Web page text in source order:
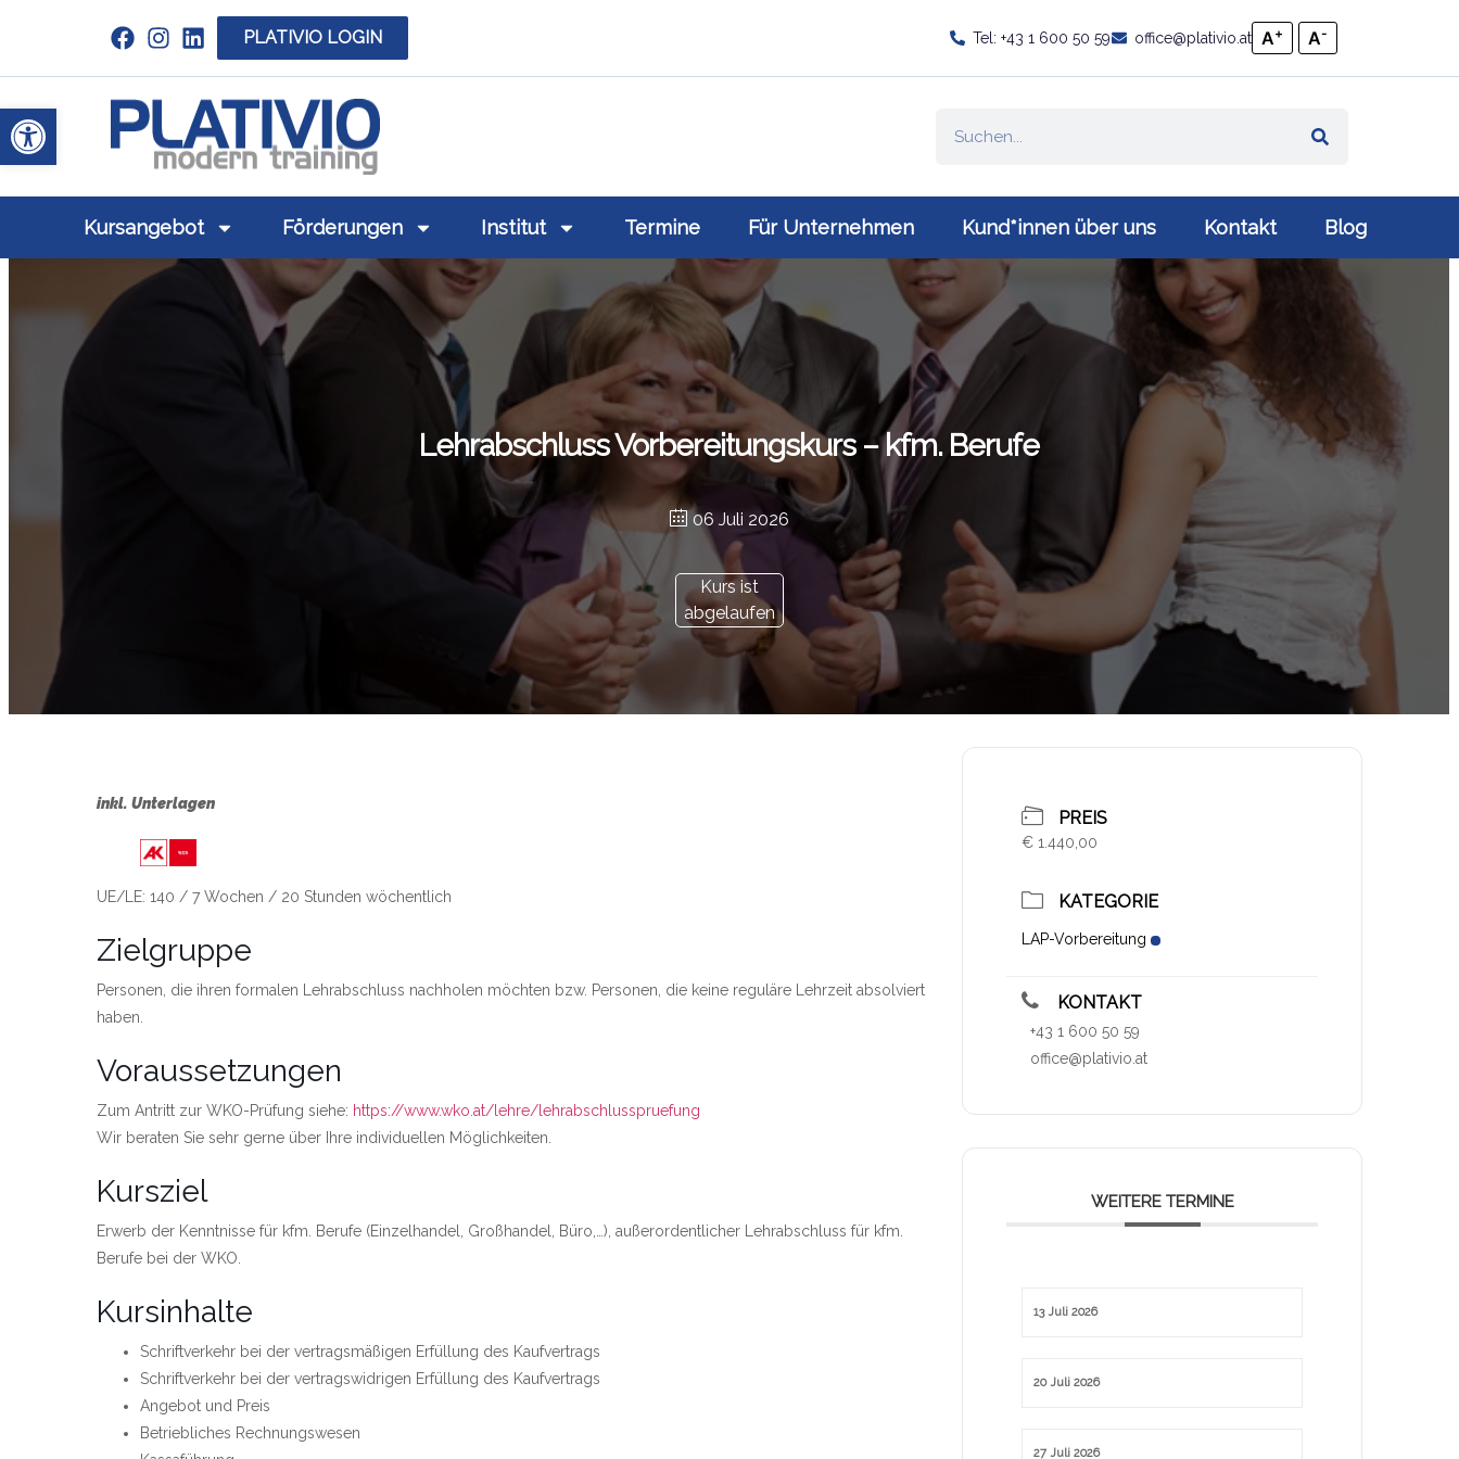
Werkzeugleiste öffnen
Link zu https://www.linkedin.com/company/plativio-modern-training-gmbh/
PLATIVIO LOGIN Tel: +43 1 600 50 59 office@plativio.at A+ A-
Link zu https://www.plativio.at
Kursangebot Förderungen Institut Termine Für Unternehmen Kund*innen über uns Kontakt Blog
Lehrabschluss Vorbereitungskurs – kfm. Berufe
06 Juli 2026
Kurs ist
abgelaufen
inkl. Unterlagen
UE/LE: 140 / 7 Wochen / 20 Stunden wöchentlich
Zielgruppe
Personen, die ihren formalen Lehrabschluss nachholen möchten bzw. Personen, die keine reguläre Lehrzeit absolviert
haben.
Voraussetzungen
Zum Antritt zur WKO-Prüfung siehe: https://www.wko.at/lehre/lehrabschlusspruefung
Wir beraten Sie sehr gerne über Ihre individuellen Möglichkeiten.
Kursziel
Erwerb der Kenntnisse für kfm. Berufe (Einzelhandel, Großhandel, Büro,…), außerordentlicher Lehrabschluss für kfm.
Berufe bei der WKO.
Kursinhalte
Schriftverkehr bei der vertragsmäßigen Erfüllung des Kaufvertrags
Schriftverkehr bei der vertragswidrigen Erfüllung des Kaufvertrags
Angebot und Preis
Betriebliches Rechnungswesen
PREIS
€ 1.440,00
KATEGORIE
LAP-Vorbereitung
KONTAKT
+43 1 600 50 59
office@plativio.at
WEITERE TERMINE
13 Juli 2026
20 Juli 2026
27 Juli 2026